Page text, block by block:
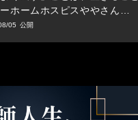
ホームホスピスややさんで取
る力ー
05